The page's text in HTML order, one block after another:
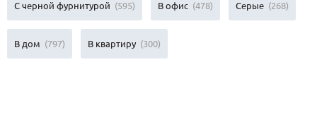
С черной фурнитурой (595) В офис (478) Серые (268)
В дом (797) В квартиру (300)